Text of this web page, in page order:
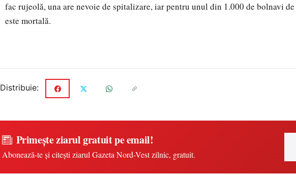
fac rujeolă, una are nevoie de spitalizare, iar pentru unul din 1.000 de bolnavi
este mortală.
Distribuie:
Primește ziarul gratuit pe email!
Abonează-te și citești ziarul Gazeta Nord-Vest zilnic, gratuit.